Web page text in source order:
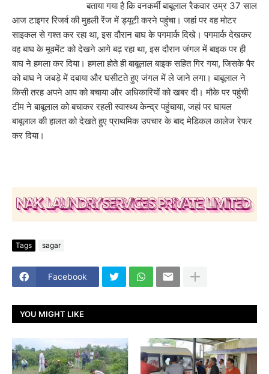
बताया गया है कि वनकर्मी बाबूलाल रैकवार उम्र 37 साल
आज टाइगर रिजर्व की मुहली रेंज में ड्यूटी करने पहुंचा। जहां पर वह मोटर
साइकल से गश्त कर रहा था, इस दौरान बाघ के पगमार्क दिखे। पगमार्क देखकर
वह बाघ के मूवमेंट को देखने आगे बढ़ रहा था, इस दौरान जंगल में बाइक पर ही
बाघ ने हमला कर दिया। हमला होते ही बाबूलाल बाइक सहित गिर गया, जिसके पैर
को बाघ ने जबड़े में दबाया और घसीटते हुए जंगल में ले जाने लगा। बाबूलाल ने
किसी तरह अपने आप को बचाया और अधिकारियों को खबर दी। मौके पर पहुंची
टीम ने बाबूलाल को बचाकर रहली स्वास्थ्य केन्द्र पहुंचाया, जहां पर घायल
बाबूलाल की हालत को देखते हुए प्राथमिक उपचार के बाद मेडिकल कालेज रेफर
कर दिया।
Tags sagar
Facebook
YOU MIGHT LIKE